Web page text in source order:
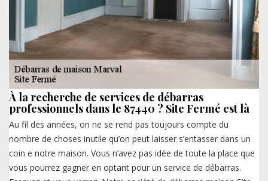
À la recherche de services de débarras
professionnels dans le 87440 ? Site Fermé est là
Au fil des années, on ne se rend pas toujours compte du
nombre de choses inutile qu’on peut laisser s’entasser dans un
coin e notre maison. Vous n’avez pas idée de toute la place que
vous pourrez gagner en optant pour un service de débarras.